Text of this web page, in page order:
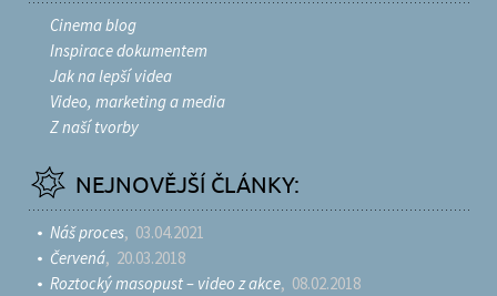
o
p
Cinema blog
Inspirace dokumentem
Jak na lepší videa
Video, marketing a media
Z naší tvorby
NEJNOVĚJŠÍ ČLÁNKY:
Náš proces, 03.04.2021
Červená, 20.03.2018
Roztocký masopust – video z akce, 08.02.2018